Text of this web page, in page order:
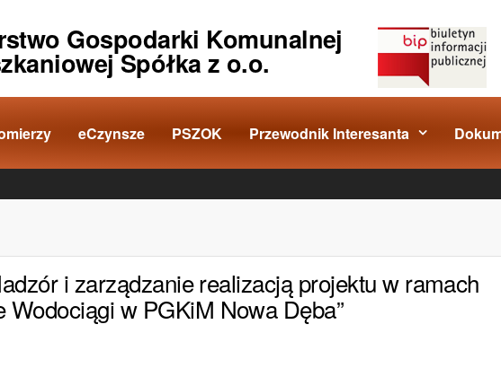
Gospodarki Komunalnej
Spółka z o.o.
eCzynsze PSZOK Przewodnik Interesanta
i zarządzanie realizacją projektu w ramach
w PGKiM Nowa Dęba”